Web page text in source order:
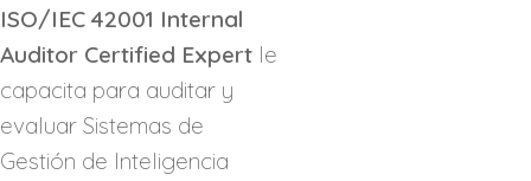
ISO/IEC 42001 Internal
Auditor Certified Expert le
capacita para auditar y
evaluar Sistemas de
Gestión de Inteligencia